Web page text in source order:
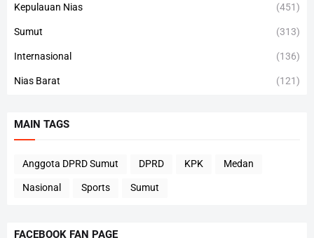
Kepulauan Nias (451)
Sumut (313)
Internasional (136)
Nias Barat (121)
MAIN TAGS
Anggota DPRD Sumut DPRD KPK Medan
Nasional Sports Sumut
FACEBOOK FAN PAGE